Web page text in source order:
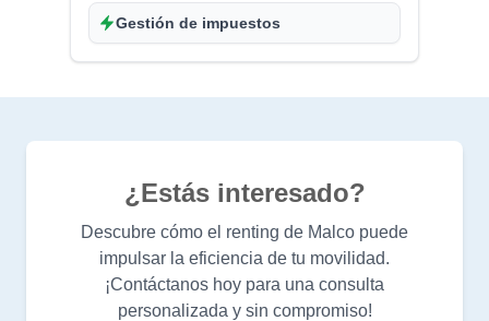
Gestión de impuestos
¿Estás interesado?
Descubre cómo el renting de Malco puede
impulsar la eficiencia de tu movilidad.
¡Contáctanos hoy para una consulta
personalizada y sin compromiso!